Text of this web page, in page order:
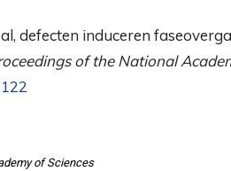
defecten induceren
of the National
of Sciences